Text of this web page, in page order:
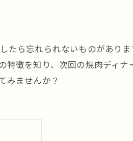
たら忘れられないものがあり
徴を知り、次回の焼肉ディナ
みませんか？